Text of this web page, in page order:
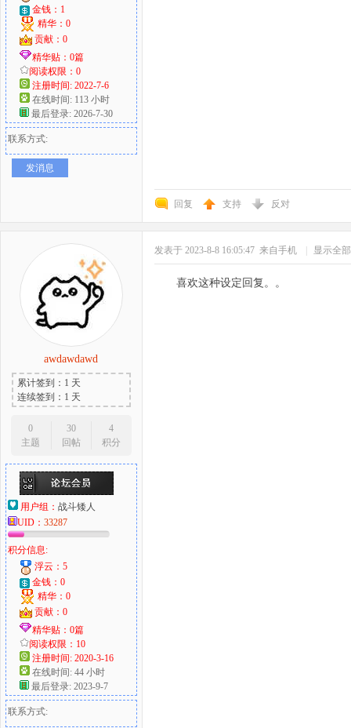
金钱：1
精华：0
贡献：0
精华贴：0篇
阅读权限：0
注册时间: 2022-7-6
在线时间: 113 小时
最后登录: 2026-7-30
联系方式:
发消息
回复 支持 反对
awdawdawd
累计签到：1 天
连续签到：1 天
0
主题
30
回帖
4
积分
用户组： 战斗矮人
UID： 33287
积分信息:
浮云：5
金钱：0
精华：0
贡献：0
精华贴：0篇
阅读权限：10
注册时间: 2020-3-16
在线时间: 44 小时
最后登录: 2023-9-7
联系方式:
发表于 2023-8-8 16:05:47 来自手机 显示全
喜欢这种设定回复。。